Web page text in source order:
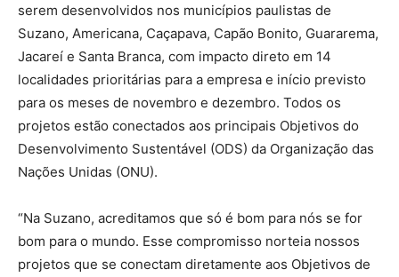
serem desenvolvidos nos municípios paulistas de
Suzano, Americana, Caçapava, Capão Bonito, Guararema,
Jacareí e Santa Branca, com impacto direto em 14
localidades prioritárias para a empresa e início previsto
para os meses de novembro e dezembro. Todos os
projetos estão conectados aos principais Objetivos do
Desenvolvimento Sustentável (ODS) da Organização das
Nações Unidas (ONU).
“Na Suzano, acreditamos que só é bom para nós se for
bom para o mundo. Esse compromisso norteia nossos
projetos que se conectam diretamente aos Objetivos de